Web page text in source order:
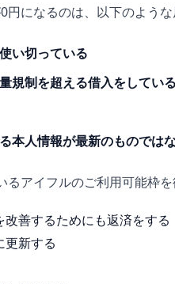
になるのは、以下のような
い切っている
規制を超える借入をしている
本人情報が最新のものでは
アイフルのご利用可能枠
善するためにも返済をする
更新する